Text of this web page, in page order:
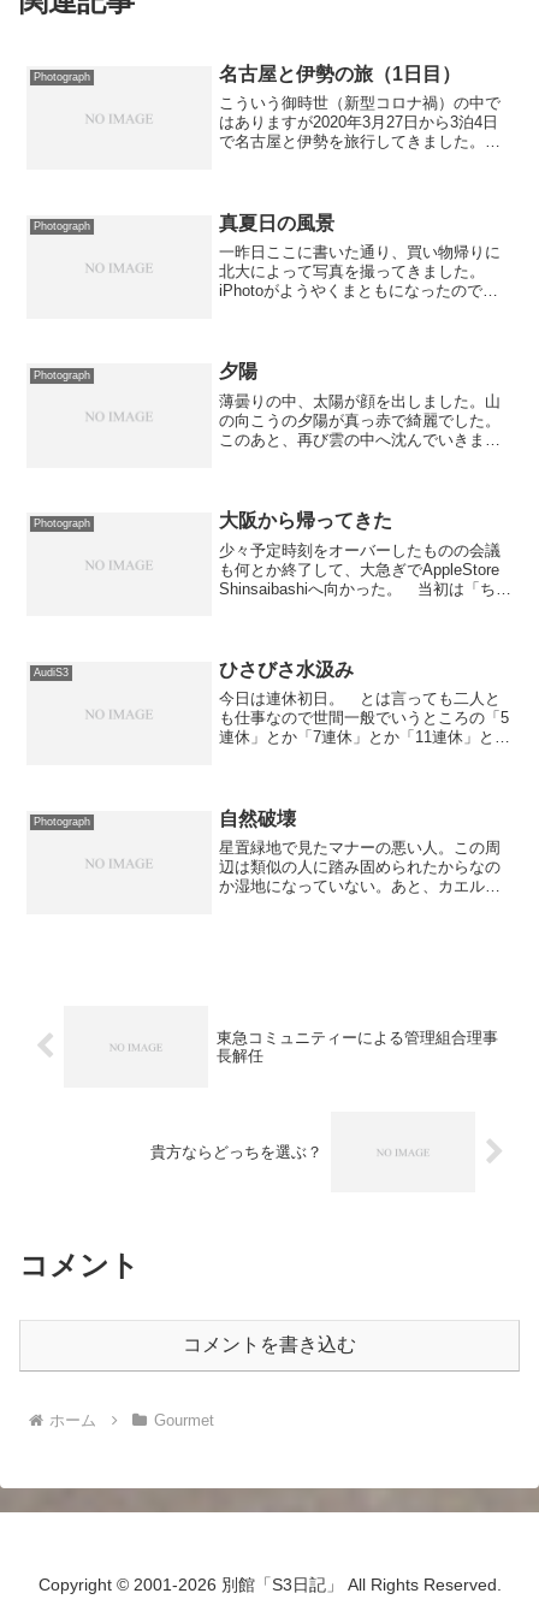
Photograph 名古屋と伊勢の旅（1日目）
こういう御時世（新型コロナ禍）の中で
はありますが2020年3月27日から3泊4日
で名古屋と伊勢を旅行してきました。基
歳空港で限...
Photograph 真夏日の風景
一昨日ここに書いた通り、買い物帰りに
北大によって写真を撮ってきました。
iPhotoがようやくまともになったので、
夏日となった...
Photograph 夕陽
薄曇りの中、太陽が顔を出しました。山
の向こうの夕陽が真っ赤で綺麗でした。
このあと、再び雲の中へ沈んでいきまし
Photograph 大阪から帰ってきた
少々予定時刻をオーバーしたものの会議
も何とか終了して、大急ぎでAppleStore
Shinsaibashiへ向かった。 当初は「ちょ
AudiS3 ひさびさ水汲み
今日は連休初日。 とは言っても二人と
も仕事なので世間一般でいうところの「5
連休」とか「7連休」とか「11連休」とか
近く。 今日も...
Photograph 自然破壊
星置緑地で見たマナーの悪い人。この周
辺は類似の人に踏み固められたからなの
か湿地になっていない。あと、カエルや
東急コミュニティーによる管理組合理事
長解任
貴方ならどっちを選ぶ？
コメント
コメントを書き込む
ホーム Gourmet
Copyright © 2001-2026 別館「S3日記」 All Rights Reserved.